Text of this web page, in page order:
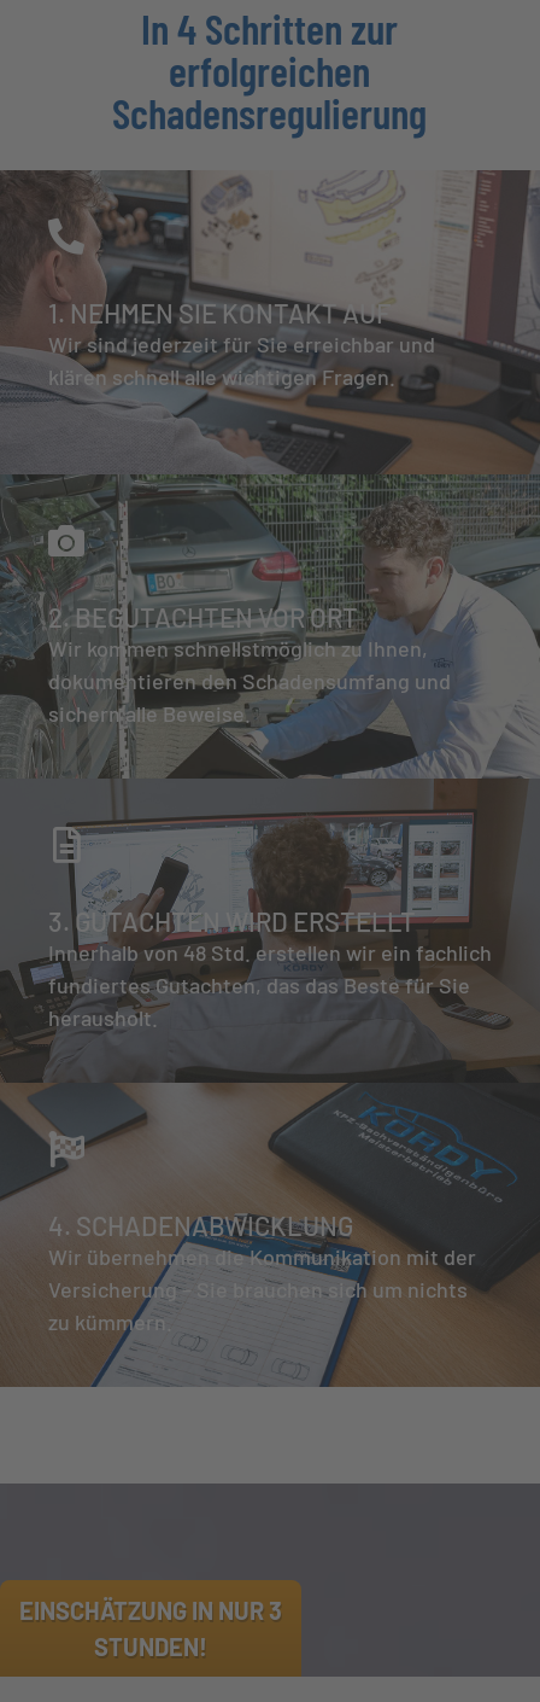
In 4 Schritten zur
erfolgreichen
Schadensregulierung
1. NEHMEN SIE KONTAKT AUF
Wir sind jederzeit für Sie erreichbar und
klären schnell alle wichtigen Fragen.
2. BEGUTACHTEN VOR ORT
Wir kommen schnellstmöglich zu Ihnen,
dokumentieren den Schadensumfang und
sichern alle Beweise.
3. GUTACHTEN WIRD ERSTELLT
Innerhalb von 48 Std. erstellen wir ein fachlich
fundiertes Gutachten, das das Beste für Sie
herausholt.
4. SCHADENABWICKLUNG
Wir übernehmen die Kommunikation mit der
Versicherung – Sie brauchen sich um nichts
zu kümmern.
EINSCHÄTZUNG IN NUR 3
STUNDEN!